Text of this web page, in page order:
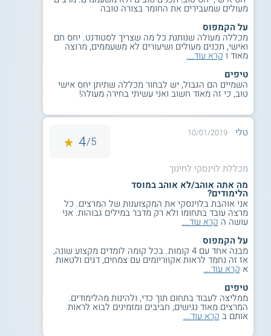
קראו גם עלהכשרת אקדמאים להוראת
קולנוע ותקשורת
תנאי קבלה
תנאי קבלה לתוכניות הסבת אקדמאים במכללת לוינסקי:
בממוצע 80 לפחות. לחילופין, זכאות לתואר אקדמי מוכר בתחומי
מתאימים יזומנו לראיון אישי שייערך על ידי ועדת הקבלה של
מועמדים ללימודי תעודת הוראה באנגלית
יידרשו לעבור מבחן מיון פנימי באנגלית
שעורכת המכללה.
בעלי תארים אקדמיים מוכרים מחו"ל יידרשו
להציג אישור שקילה ממשרד החינוך.
סטודנטים בשנה האחרונה לתואר, לקראת
סיום חובותיהם, יוכלו להירשם בכפוף להצגת
אישור על כך וגיליון ציונים עדכני.
הנדסאים בעלי דיפלומה: יוכלו להתקבל
לתכנית בכפוף לעמידה בתנאי הקבלה של
המועמדים לתואר ראשון.
מעולים שמעבירים את החומר בצורה טובה
על הקמפוס
מכללה מעולה שנותנת כל מה שצריך לסטודנט. יחס חם
ואישי, תכנים מעולים ושיעורים לא משעממים, מרוצה
מאוד ו קרא עוד...
טיפים
השמיים הם הגבול, יש לבחור מכללה שתיתן יחס אישי
טוב, כי זה מאוד חשוב ואני עשיתי בחירה מעולה!
טלי 10/01/2019
5/
4
מכללת לוינסקי לחינוך
מה אתה אוהב/לא אוהב במוסד
הלימודים?
אני אוהבת בלוינסקי את המקצוענות של המרצים. כל
מרצה עובד בתחומו ולא רק מדבר במילים גבוהות. אני
עושה ה קרא עוד...
על הקמפוס
מבנה אחד עם 4 קומות. בכל קומה לומדים מקצוע שונה,
אז זה נחמד לראות אקווריומים עם צמחים, דגים ולטאות
א קרא עוד...
טיפים
ממליצה לעבוד בתחום תוך כדי, ולהינות מהלימודים.
המרצים מאוד נגישים, חביבים ומזמינים לבוא לראות
אותם ב קרא עוד...